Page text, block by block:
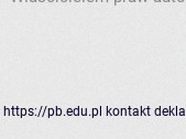
https://pb.edu.pl kontakt